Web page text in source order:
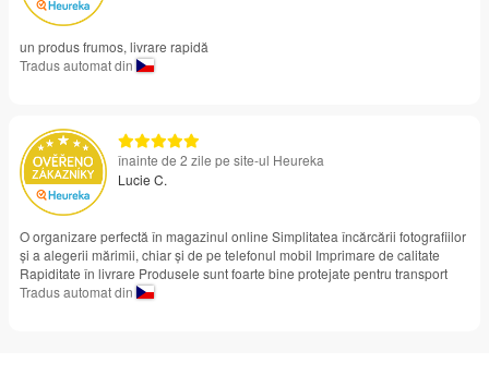
un produs frumos, livrare rapidă
Tradus automat din
înainte de 2 zile pe site-ul Heureka
Lucie C.
O organizare perfectă în magazinul online Simplitatea încărcării fotografiilor
și a alegerii mărimii, chiar și de pe telefonul mobil Imprimare de calitate
Rapiditate în livrare Produsele sunt foarte bine protejate pentru transport
Tradus automat din